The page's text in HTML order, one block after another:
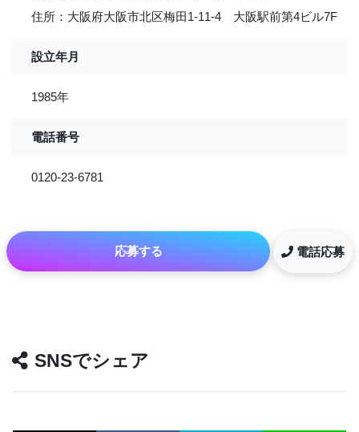
住所：大阪府大阪市北区梅田1-11-4 大阪駅前第4ビル7F
設立年月
1985年
電話番号
0120-23-6781
応募する 電話応募
SNSでシェア